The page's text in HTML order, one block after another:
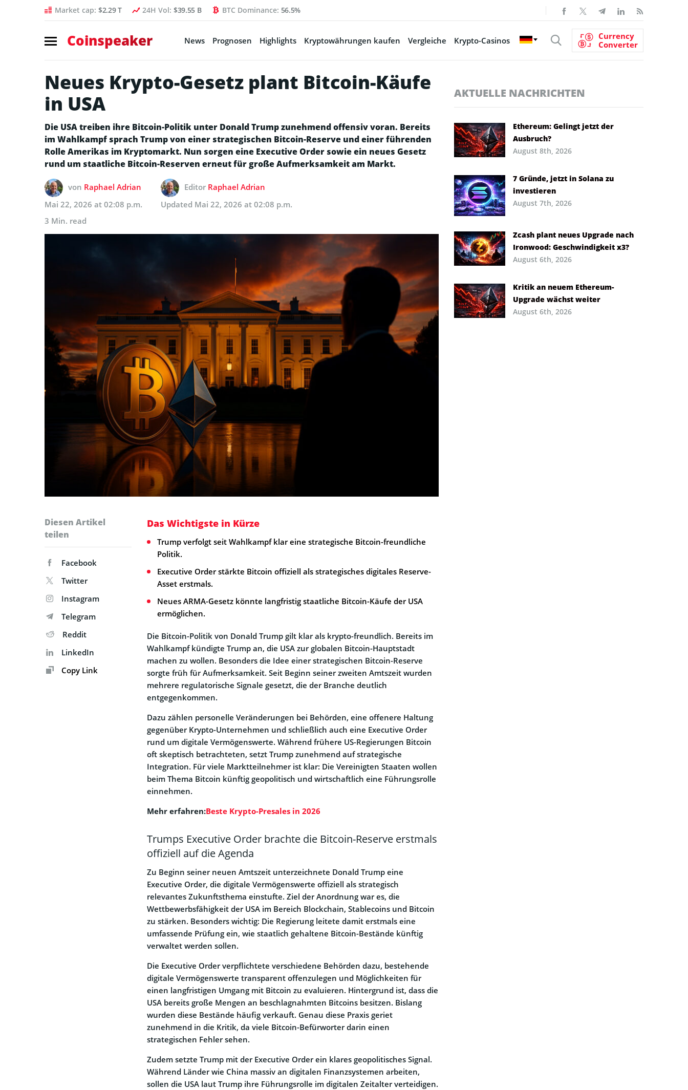
Market cap: $2.29 T 24H Vol: $39.55 B BTC Dominance: 56.5%
Coinspeaker News Prognosen Highlights Kryptowährungen kaufen Vergleiche Krypto-Casinos
Currency
Converter
Neues Krypto-Gesetz plant Bitcoin-Käufe
in USA
Die USA treiben ihre Bitcoin-Politik unter Donald Trump zunehmend offensiv voran. Bereits
im Wahlkampf sprach Trump von einer strategischen Bitcoin-Reserve und einer führenden
Rolle Amerikas im Kryptomarkt. Nun sorgen eine Executive Order sowie ein neues Gesetz
rund um staatliche Bitcoin-Reserven erneut für große Aufmerksamkeit am Markt.
von Raphael Adrian Editor Raphael Adrian
Mai 22, 2026 at 02:08 p.m.
Updated Mai 22, 2026 at 02:08 p.m.
3 Min. read
Diesen Artikel
teilen
Facebook
Twitter
Instagram
Telegram
Reddit
LinkedIn
Copy Link
Das Wichtigste in Kürze
Trump verfolgt seit Wahlkampf klar eine strategische Bitcoin-freundliche
Politik.
Executive Order stärkte Bitcoin offiziell als strategisches digitales Reserve-
Asset erstmals.
Neues ARMA-Gesetz könnte langfristig staatliche Bitcoin-Käufe der USA
ermöglichen.
Die Bitcoin-Politik von Donald Trump gilt klar als krypto-freundlich. Bereits im
Wahlkampf kündigte Trump an, die USA zur globalen Bitcoin-Hauptstadt
machen zu wollen. Besonders die Idee einer strategischen Bitcoin-Reserve
sorgte früh für Aufmerksamkeit. Seit Beginn seiner zweiten Amtszeit wurden
mehrere regulatorische Signale gesetzt, die der Branche deutlich
entgegenkommen.
Dazu zählen personelle Veränderungen bei Behörden, eine offenere Haltung
gegenüber Krypto-Unternehmen und schließlich auch eine Executive Order
rund um digitale Vermögenswerte. Während frühere US-Regierungen Bitcoin
oft skeptisch betrachteten, setzt Trump zunehmend auf strategische
Integration. Für viele Marktteilnehmer ist klar: Die Vereinigten Staaten wollen
beim Thema Bitcoin künftig geopolitisch und wirtschaftlich eine Führungsrolle
einnehmen.
Mehr erfahren:Beste Krypto-Presales in 2026
Trumps Executive Order brachte die Bitcoin-Reserve erstmals
offiziell auf die Agenda
Zu Beginn seiner neuen Amtszeit unterzeichnete Donald Trump eine
Executive Order, die digitale Vermögenswerte offiziell als strategisch
relevantes Zukunftsthema einstufte. Ziel der Anordnung war es, die
Wettbewerbsfähigkeit der USA im Bereich Blockchain, Stablecoins und Bitcoin
zu stärken. Besonders wichtig: Die Regierung leitete damit erstmals eine
umfassende Prüfung ein, wie staatlich gehaltene Bitcoin-Bestände künftig
verwaltet werden sollen.
Die Executive Order verpflichtete verschiedene Behörden dazu, bestehende
digitale Vermögenswerte transparent offenzulegen und Möglichkeiten für
einen langfristigen Umgang mit Bitcoin zu evaluieren. Hintergrund ist, dass die
USA bereits große Mengen an beschlagnahmten Bitcoins besitzen. Bislang
wurden diese Bestände häufig verkauft. Genau diese Praxis geriet
zunehmend in die Kritik, da viele Bitcoin-Befürworter darin einen
strategischen Fehler sehen.
Zudem setzte Trump mit der Executive Order ein klares geopolitisches Signal.
Während Länder wie China massiv an digitalen Finanzsystemen arbeiten,
sollen die USA laut Trump ihre Führungsrolle im digitalen Zeitalter verteidigen.
AKTUELLE NACHRICHTEN
Ethereum: Gelingt jetzt der
Ausbruch?
August 8th, 2026
7 Gründe, jetzt in Solana zu
investieren
August 7th, 2026
Zcash plant neues Upgrade nach
Ironwood: Geschwindigkeit x3?
August 6th, 2026
Kritik an neuem Ethereum-
Upgrade wächst weiter
August 6th, 2026